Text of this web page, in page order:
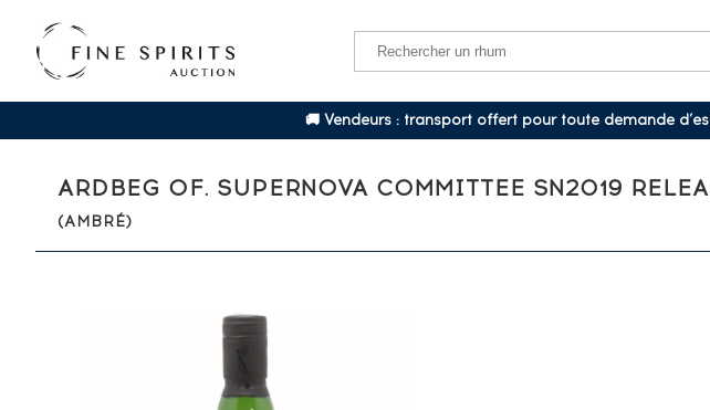
🚚 Vendeurs : transport offert pour toute demande
ARDBEG OF. SUPERNOVA COMMITTEE SN2019
(AMBRÉ)